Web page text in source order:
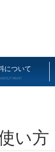
について
ABOUT PAINT
い方